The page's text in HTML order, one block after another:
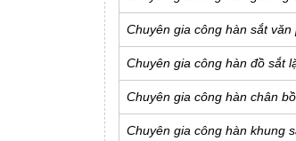
Chuyên gia công hàn sắt
Chuyên gia công hàn đồ sắt
Chuyên gia công hàn chân
Chuyên gia công hàn khung